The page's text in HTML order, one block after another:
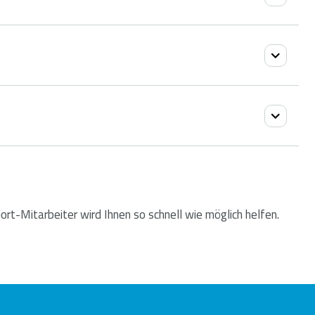
dieses Problem verursacht.
bitte mit einer klaren Beschreibung des
Mitarbeiter wird Ihnen so schnell wie möglich helfen.